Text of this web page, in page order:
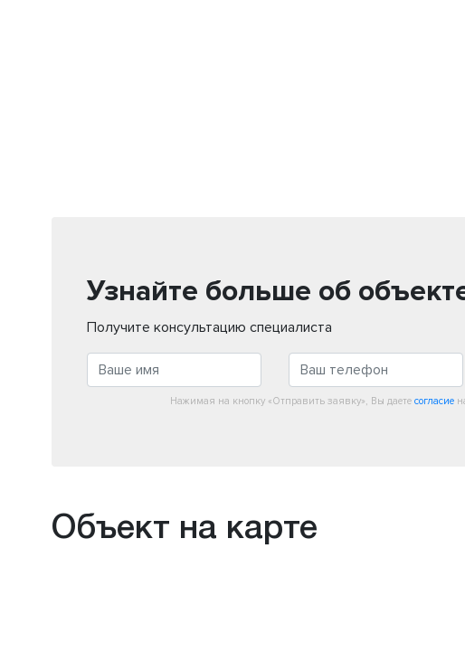
Узнайте больше об
Получите консультацию специалиста
Нажимая на кнопку «Отправить заявку», Вы даете согласие
Объект на карте